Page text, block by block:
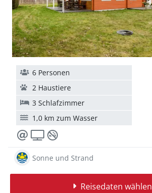
6 Personen
2 Haustiere
3 Schlafzimmer
1,0 km zum Wasser
Sonne und Strand
Reisedaten wählen